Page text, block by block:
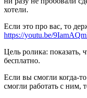
хотели.
Если это про вас, то
https://youtu.be/
Цель ролика: показать,
бесплатно.
Если вы смогли когда-
смогли работать с ним,